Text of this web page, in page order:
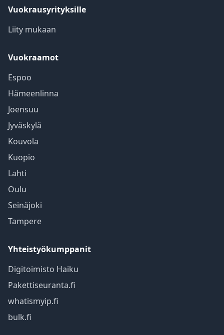
Vuokrausyrityksille
Liity mukaan
Vuokraamot
Espoo
Hämeenlinna
Joensuu
Jyväskylä
Kouvola
Kuopio
Lahti
Oulu
Seinäjoki
Tampere
Yhteistyökumppanit
Digitoimisto Haiku
Pakettiseuranta.fi
whatismyip.fi
bulk.fi